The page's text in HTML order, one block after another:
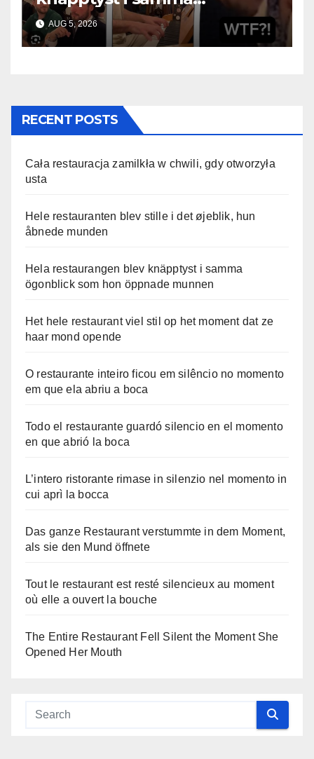
ögonblick som hon öppnade
munnen
AUG 5, 2026
RECENT POSTS
Cała restauracja zamilkła w chwili, gdy otworzyła
usta
Hele restauranten blev stille i det øjeblik, hun
åbnede munden
Hela restaurangen blev knäpptyst i samma
ögonblick som hon öppnade munnen
Het hele restaurant viel stil op het moment dat ze
haar mond opende
O restaurante inteiro ficou em silêncio no momento
em que ela abriu a boca
Todo el restaurante guardó silencio en el momento
en que abrió la boca
L’intero ristorante rimase in silenzio nel momento in
cui aprì la bocca
Das ganze Restaurant verstummte in dem Moment,
als sie den Mund öffnete
Tout le restaurant est resté silencieux au moment
où elle a ouvert la bouche
The Entire Restaurant Fell Silent the Moment She
Opened Her Mouth